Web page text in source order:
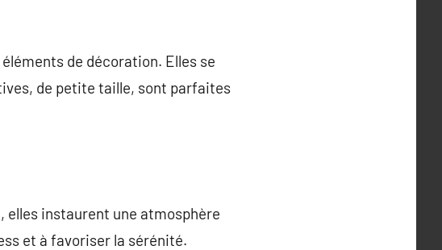
de décoration. Elles se
de petite taille, sont parfaites
elles instaurent une atmosphère
et à favoriser la sérénité.